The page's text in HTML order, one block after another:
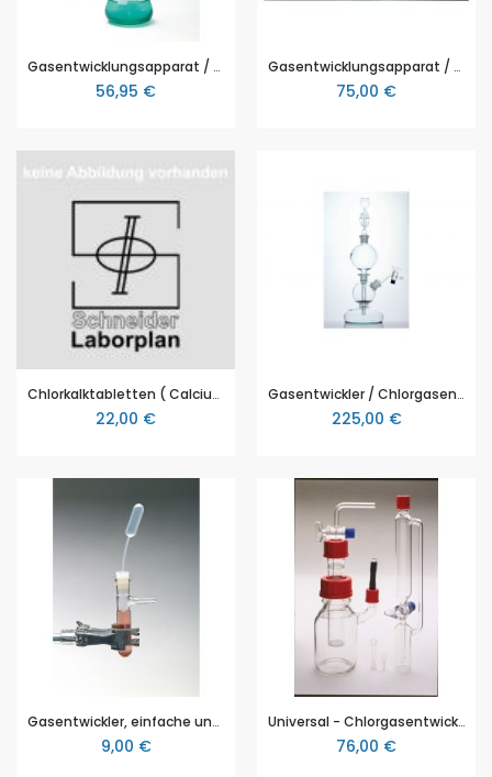
Gasentwicklungsapparat / Gasentwickler, für kleinere Gasmengen
56,95 €
Gasentwicklungsapparat / Gasentwickler nach Maey, zur Herstellung von Gasen aus Feststoff (Granulat) und Flüssigkeiten
75,00 €
Chlorkalktabletten ( Calciumchloridhypochlorit ) 500g
22,00 €
Gasentwickler / Chlorgasentwickler nach Kipp, 500ml, Borosilikatglas 3.3, komplett mit Zubehör
225,00 €
Gasentwickler, einfache und günstige Version für Schüler, 100mm
9,00 €
Universal - Chlorgasentwickler, zur einfachen und sicheren Darstellung von Chlorgas unter Zuhilfenahme von Chlorkalktabletten
76,00 €